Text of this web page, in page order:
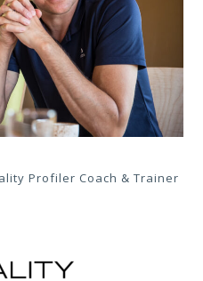
Profiler Coach & Trainer